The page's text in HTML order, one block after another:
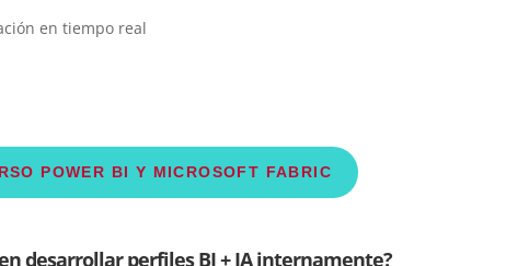
en tiempo real
POWER BI Y MICROSOFT FABRIC
desarrollar perfiles BI + IA internamente?